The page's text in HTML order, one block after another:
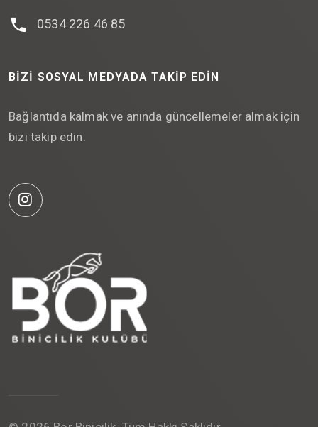
0534 226 46 85
BIZI SOSYAL MEDYADA TAKIP EDIN
Bağlantıda kalmak ve anında güncellemeler almak için
bizi takip edin.